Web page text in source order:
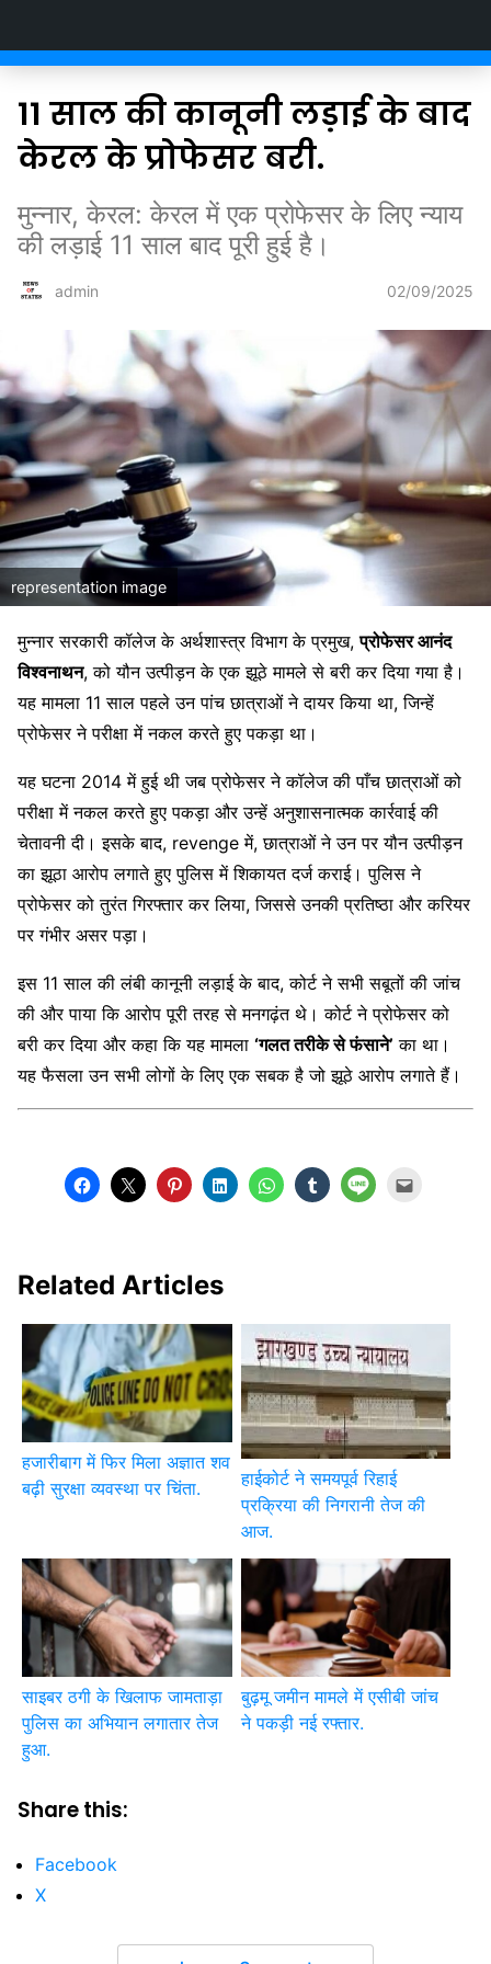
11 साल की कानूनी लड़ाई के बाद
केरल के प्रोफेसर बरी.
मुन्नार, केरल: केरल में एक प्रोफेसर के लिए न्याय
की लड़ाई 11 साल बाद पूरी हुई है।
admin 02/09/2025
representation image
मुन्नार सरकारी कॉलेज के अर्थशास्त्र विभाग के प्रमुख,प्रोफेसर आनंद
विश्वनाथन, को यौन उत्पीड़न के एक झूठे मामले से बरी कर दिया गया है।
यह मामला 11 साल पहले उन पांच छात्राओं ने दायर किया था, जिन्हें
प्रोफेसर ने परीक्षा में नकल करते हुए पकड़ा था।
यह घटना 2014 में हुई थी जब प्रोफेसर ने कॉलेज की पाँच छात्राओं को
परीक्षा में नकल करते हुए पकड़ा और उन्हें अनुशासनात्मक कार्रवाई की
चेतावनी दी। इसके बाद, revenge में, छात्राओं ने उन पर यौन उत्पीड़न
का झूठा आरोप लगाते हुए पुलिस में शिकायत दर्ज कराई। पुलिस ने
प्रोफेसर को तुरंत गिरफ्तार कर लिया, जिससे उनकी प्रतिष्ठा और करियर
पर गंभीर असर पड़ा।
इस 11 साल की लंबी कानूनी लड़ाई के बाद, कोर्ट ने सभी सबूतों की जांच
की और पाया कि आरोप पूरी तरह से मनगढ़ंत थे। कोर्ट ने प्रोफेसर को
बरी कर दिया और कहा कि यह मामला ‘गलत तरीके से फंसाने’ का था।
यह फैसला उन सभी लोगों के लिए एक सबक है जो झूठे आरोप लगाते हैं।
Related Articles
हजारीबाग में फिर मिला अज्ञात शव
बढ़ी सुरक्षा व्यवस्था पर चिंता.
हाईकोर्ट ने समयपूर्व रिहाई
प्रक्रिया की निगरानी तेज की
आज.
साइबर ठगी के खिलाफ जामताड़ा
पुलिस का अभियान लगातार तेज
हुआ.
बुढ़मू जमीन मामले में एसीबी जांच
ने पकड़ी नई रफ्तार.
Share this:
Facebook
X